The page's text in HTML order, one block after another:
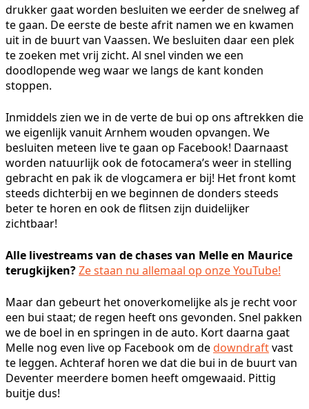
drukker gaat worden besluiten we eerder de snelweg af
te gaan. De eerste de beste afrit namen we en kwamen
uit in de buurt van Vaassen. We besluiten daar een plek
te zoeken met vrij zicht. Al snel vinden we een
doodlopende weg waar we langs de kant konden
stoppen.
Inmiddels zien we in de verte de bui op ons aftrekken die
we eigenlijk vanuit Arnhem wouden opvangen. We
besluiten meteen live te gaan op Facebook! Daarnaast
worden natuurlijk ook de fotocamera’s weer in stelling
gebracht en pak ik de vlogcamera er bij! Het front komt
steeds dichterbij en we beginnen de donders steeds
beter te horen en ook de flitsen zijn duidelijker
zichtbaar!
Alle livestreams van de chases van Melle en Maurice
terugkijken?Ze staan nu allemaal op onze YouTube!
Maar dan gebeurt het onoverkomelijke als je recht voor
een bui staat; de regen heeft ons gevonden. Snel pakken
we de boel in en springen in de auto. Kort daarna gaat
Melle nog even live op Facebook om dedowndraftvast
te leggen. Achteraf horen we dat die bui in de buurt van
Deventer meerdere bomen heeft omgewaaid. Pittig
buitje dus!